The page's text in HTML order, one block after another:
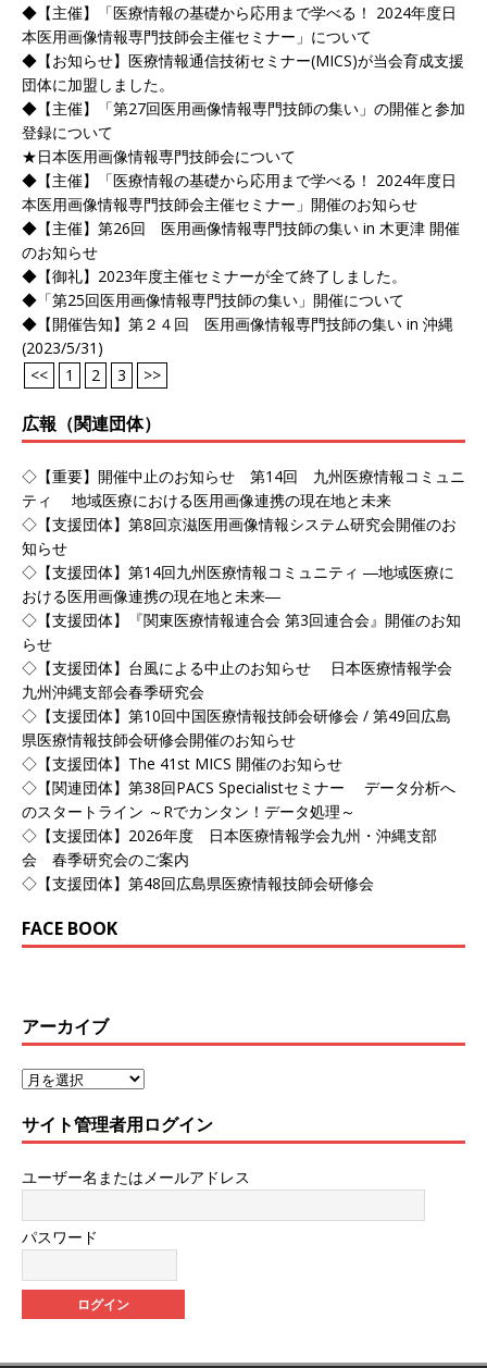
◆【主催】「医療情報の基礎から応用まで学べる！ 2024年度日
本医用画像情報専門技師会主催セミナー」について
◆【お知らせ】医療情報通信技術セミナー(MICS)が当会育成支援
団体に加盟しました。
◆【主催】「第27回医用画像情報専門技師の集い」の開催と参加
登録について
★日本医用画像情報専門技師会について
◆【主催】「医療情報の基礎から応用まで学べる！ 2024年度日
本医用画像情報専門技師会主催セミナー」開催のお知らせ
◆【主催】第26回 医用画像情報専門技師の集い in 木更津 開催
のお知らせ
◆【御礼】2023年度主催セミナーが全て終了しました。
◆「第25回医用画像情報専門技師の集い」開催について
◆【開催告知】第２４回 医用画像情報専門技師の集い in 沖縄
(2023/5/31)
<<
1 2 3 >>
広報（関連団体）
◇【重要】開催中止のお知らせ 第14回 九州医療情報コミュニ
ティ 地域医療における医用画像連携の現在地と未来
◇【支援団体】第8回京滋医用画像情報システム研究会開催のお
知らせ
◇【支援団体】第14回九州医療情報コミュニティ ―地域医療に
おける医用画像連携の現在地と未来―
◇【支援団体】『関東医療情報連合会 第3回連合会』開催のお知
らせ
◇【支援団体】台風による中止のお知らせ 日本医療情報学会
九州沖縄支部会春季研究会
◇【支援団体】第10回中国医療情報技師会研修会 / 第49回広島
県医療情報技師会研修会開催のお知らせ
◇【支援団体】The 41st MICS 開催のお知らせ
◇【関連団体】第38回PACS Specialistセミナー データ分析へ
のスタートライン ～Rでカンタン！データ処理～
◇【支援団体】2026年度 日本医療情報学会九州・沖縄支部
会 春季研究会のご案内
◇【支援団体】第48回広島県医療情報技師会研修会
FACE BOOK
アーカイブ
サイト管理者用ログイン
ユーザー名またはメールアドレス
パスワード